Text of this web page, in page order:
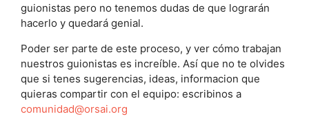
guionistas pero no tenemos dudas de que lograrán
hacerlo y quedará genial.
Poder ser parte de este proceso, y ver cómo trabajan
nuestros guionistas es increíble. Así que no te olvides
que si tenes sugerencias, ideas, informacion que
quieras compartir con el equipo: escribinos a
comunidad@orsai.org